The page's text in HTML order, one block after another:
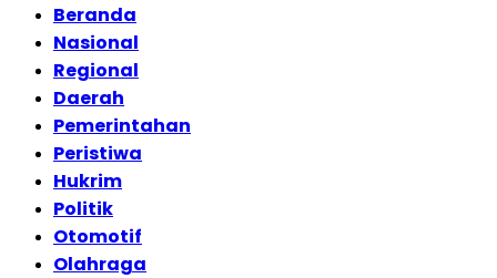
Beranda
Nasional
Regional
Daerah
Pemerintahan
Peristiwa
Hukrim
Politik
Otomotif
Olahraga